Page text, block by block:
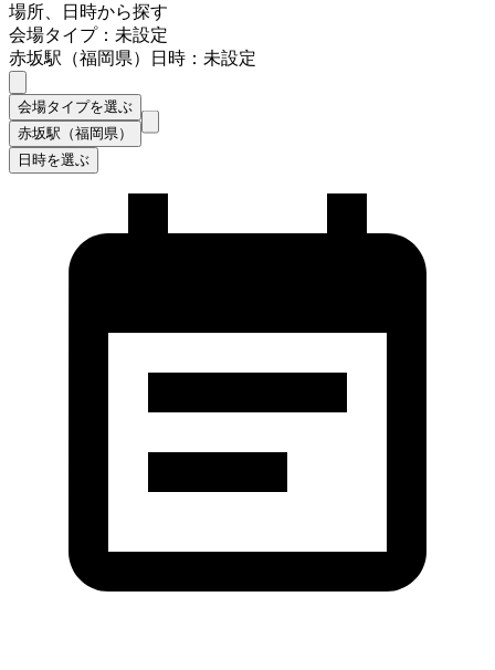
場所、日時から探す
会場タイプ：未設定
赤坂駅（福岡県）
日時：未設定
会場タイプを選ぶ
赤坂駅（福岡県）
日時を選ぶ